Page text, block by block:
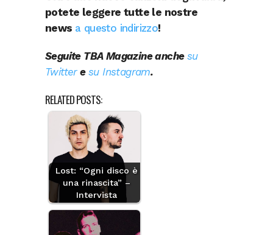
potete leggere tutte le nostre
news a questo indirizzo!
Seguite TBA Magazine anche su
Twitteresu Instagram.
RELATED POSTS:
Lost: “Ogni disco è
una rinascita” –
Intervista